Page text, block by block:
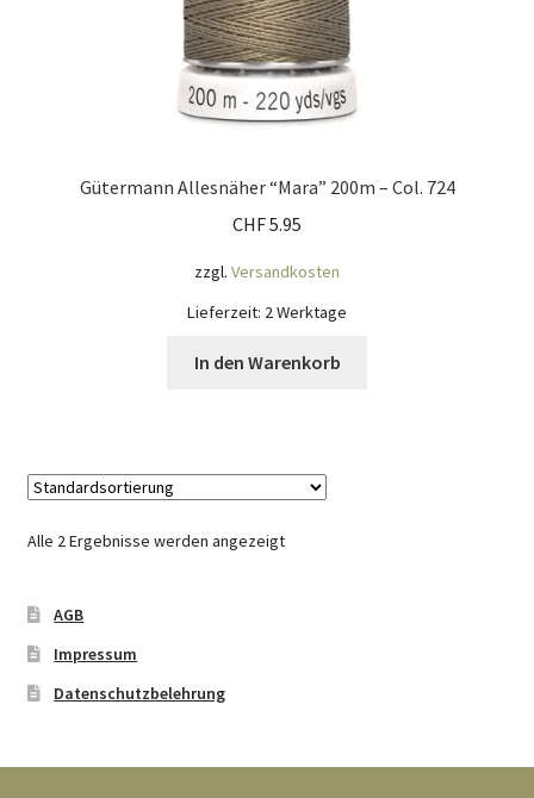
Gütermann Allesnäher “Mara” 200m – Col. 724
CHF5.95
zzgl. Versandkosten
Lieferzeit: 2 Werktage
In den Warenkorb
Alle 2 Ergebnisse werden angezeigt
AGB
Impressum
Datenschutzbelehrung